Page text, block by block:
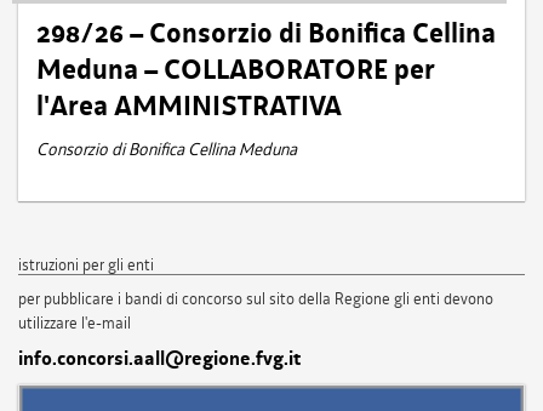
298/26 – Consorzio di Bonifica Cellina
Meduna – COLLABORATORE per
l'Area AMMINISTRATIVA
Consorzio di Bonifica Cellina Meduna
istruzioni per gli enti
per pubblicare i bandi di concorso sul sito della Regione gli enti devono
utilizzare l'e-mail
info.concorsi.aall@regione.fvg.it